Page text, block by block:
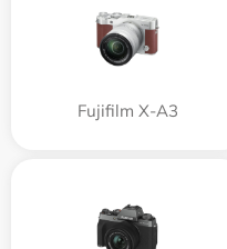
Fujifilm X-A3